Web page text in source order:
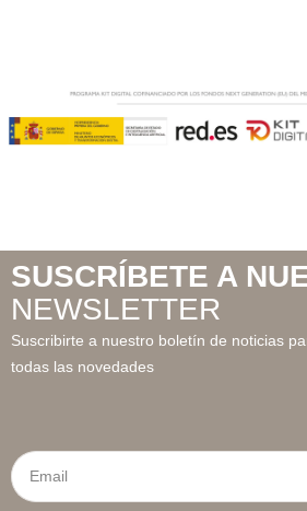
SUSCRÍBETE A
NEWSLETTER
Suscribirte a nuestro boletín de noticias
todas las novedades
Email